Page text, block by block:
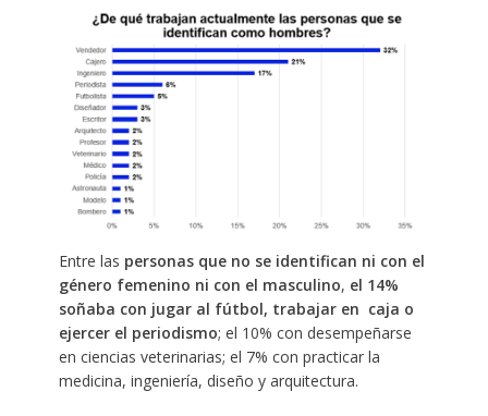
Entre las personas que no se identifican ni con el
género femenino ni con el masculino, el 14%
soñaba con jugar al fútbol, trabajar en caja o
ejercer el periodismo; el 10% con desempeñarse
en ciencias veterinarias; el 7% con practicar la
medicina, ingeniería, diseño y arquitectura.